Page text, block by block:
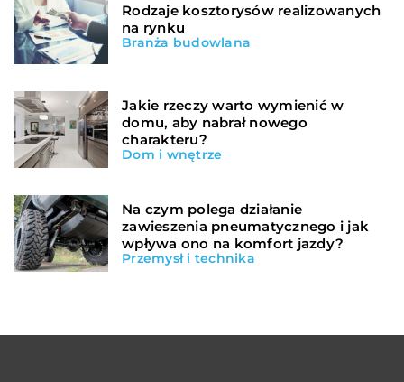
Rodzaje kosztorysów realizowanych
na rynku
Branża budowlana
Jakie rzeczy warto wymienić w
domu, aby nabrał nowego
charakteru?
Dom i wnętrze
Na czym polega działanie
zawieszenia pneumatycznego i jak
wpływa ono na komfort jazdy?
Przemysł i technika